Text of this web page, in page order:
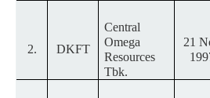
2. DKFT
Central
Omega
Resources
Tbk.
21